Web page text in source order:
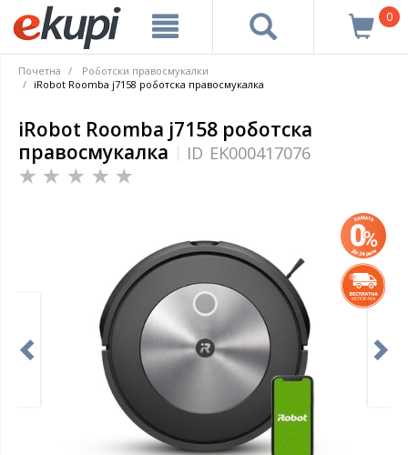
0
Почетна
Роботски правосмукалки
iRobot Roomba j7158 роботска правосмукалка
iRobot Roomba j7158 роботска
правосмукалка
ID EK000417076